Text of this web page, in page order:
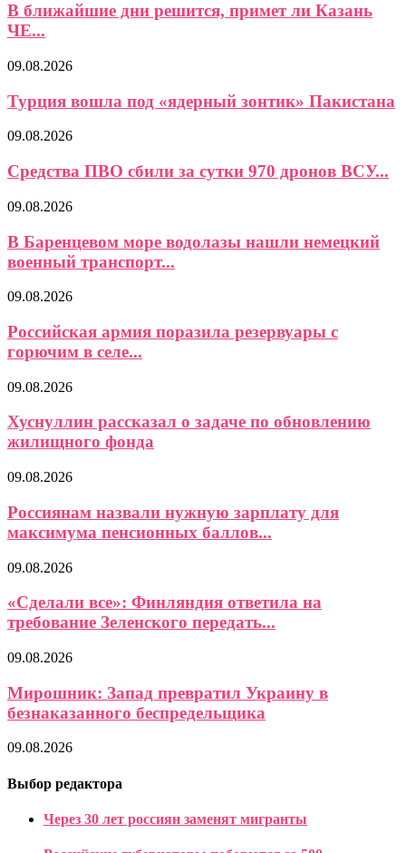
В ближайшие дни решится, примет ли Казань
ЧЕ...
09.08.2026
Турция вошла под «ядерный зонтик» Пакистана
09.08.2026
Средства ПВО сбили за сутки 970 дронов ВСУ...
09.08.2026
В Баренцевом море водолазы нашли немецкий
военный транспорт...
09.08.2026
Российская армия поразила резервуары с
горючим в селе...
09.08.2026
Хуснуллин рассказал о задаче по обновлению
жилищного фонда
09.08.2026
Россиянам назвали нужную зарплату для
максимума пенсионных баллов...
09.08.2026
«Сделали все»: Финляндия ответила на
требование Зеленского передать...
09.08.2026
Мирошник: Запад превратил Украину в
безнаказанного беспредельщика
09.08.2026
Выбор редактора
Через 30 лет россиян заменят мигранты